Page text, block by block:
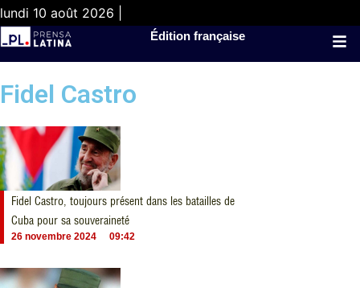
lundi 10 août 2026 |
Édition française
Fidel Castro
Fidel Castro, toujours présent dans les batailles de
Cuba pour sa souveraineté
26 novembre 2024 09:42